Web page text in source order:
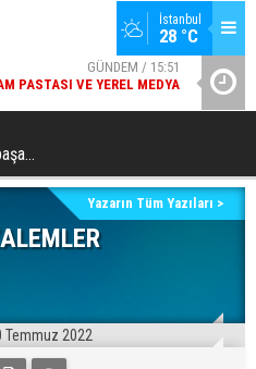
İstanbul
28 °C
GÜNDEM / 15:51
PASTASI VE YEREL MEDYA
SPOR / 14:20
Yazarın Tüm Yazıları >
Temmuz 2022